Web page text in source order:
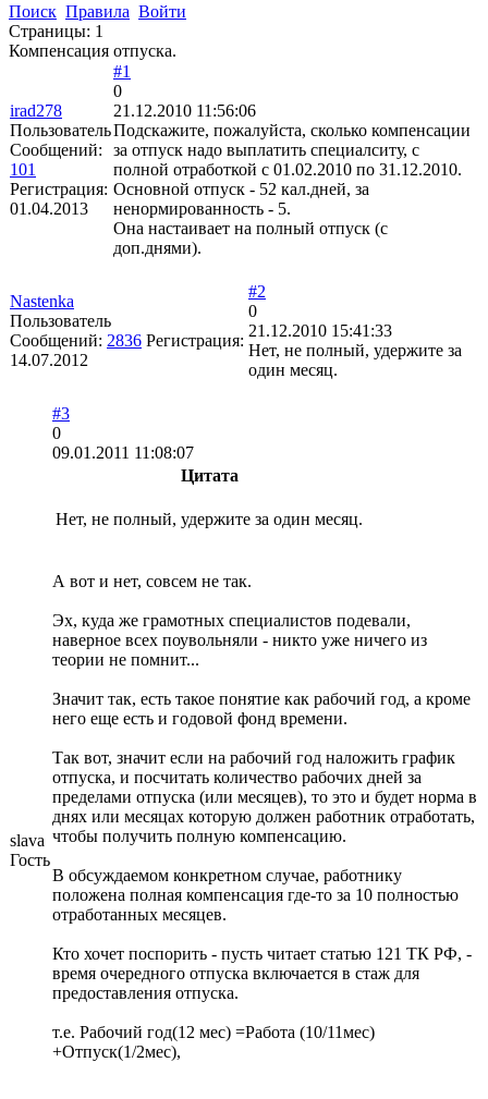
Поиск Правила Войти
Страницы: 1
Компенсация отпуска.
irad278
Пользователь
Сообщений:
101
Регистрация:
01.04.2013
#1
0
21.12.2010 11:56:06
Подскажите, пожалуйста, сколько компенсации
за отпуск надо выплатить специалситу, с
полной отработкой с 01.02.2010 по 31.12.2010.
Основной отпуск - 52 кал.дней, за
ненормированность - 5.
Она настаивает на полный отпуск (с
доп.днями).
Nastenka
Пользователь
Сообщений: 2836 Регистрация:
14.07.2012
#2
0
21.12.2010 15:41:33
Нет, не полный, удержите за
один месяц.
slava
Гость
#3
0
09.01.2011 11:08:07
Цитата
Нет, не полный, удержите за один месяц.
А вот и нет, совсем не так.
Эх, куда же грамотных специалистов подевали,
наверное всех поувольняли - никто уже ничего из
теории не помнит...
Значит так, есть такое понятие как рабочий год, а кроме
него еще есть и годовой фонд времени.
Так вот, значит если на рабочий год наложить график
отпуска, и посчитать количество рабочих дней за
пределами отпуска (или месяцев), то это и будет норма в
днях или месяцах которую должен работник отработать,
чтобы получить полную компенсацию.
В обсуждаемом конкретном случае, работнику
положена полная компенсация где-то за 10 полностью
отработанных месяцев.
Кто хочет поспорить - пусть читает статью 121 ТК РФ, -
время очередного отпуска включается в стаж для
предоставления отпуска.
т.е. Рабочий год(12 мес) =Работа (10/11мес)
+Отпуск(1/2мес),